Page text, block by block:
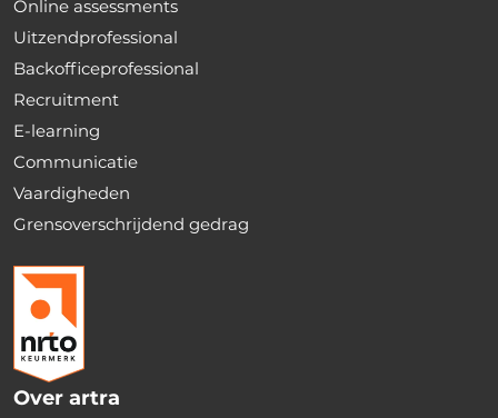
Online assessments
Uitzendprofessional
Backofficeprofessional
Recruitment
E-learning
Communicatie
Vaardigheden
Grensoverschrijdend gedrag
Over artra